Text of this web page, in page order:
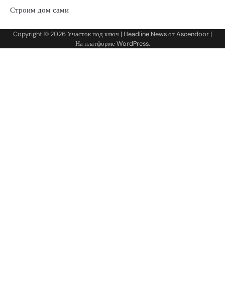
Строим дом сами
Copyright © 2026Участок под ключ | Headline News отAscendoor |
На платформеWordPress.